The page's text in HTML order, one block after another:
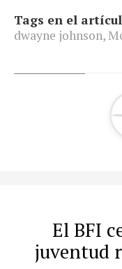
Tags en el
dwayne johnson,
El BFI
juventud